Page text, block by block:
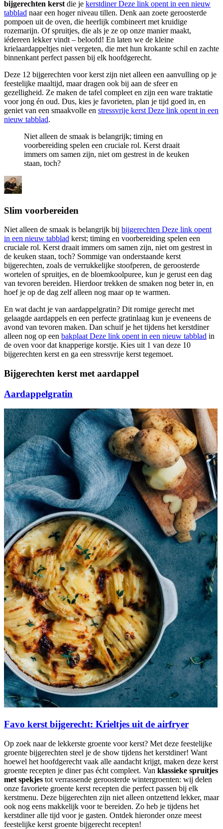
bijgerechten kerst die je kerstdinerDeze link opent in een nieuw
tabblad naar een hoger niveau tillen. Denk aan zoete geroosterde
pompoen uit de oven, die heerlijk combineert met kruidige
rozemarijn. Of spruitjes, die als je ze op onze manier maakt,
iédereen lekker vindt – beloofd! En laten we de kleine
krielaardappeltjes niet vergeten, die met hun krokante schil en zachte
binnenkant perfect passen bij elk hoofdgerecht.
Deze 12 bijgerechten voor kerst zijn niet alleen een aanvulling op je
feestelijke maaltijd, maar dragen ook bij aan de sfeer en
gezelligheid. Ze maken de tafel compleet en zijn een ware traktatie
voor jong én oud. Dus, kies je favorieten, plan je tijd goed in, en
geniet van een smaakvolle en stressvrije kerst Deze link opent in een
nieuw tabblad.
Niet alleen de smaak is belangrijk; timing en
voorbereiding spelen een cruciale rol. Kerst draait
immers om samen zijn, niet om gestrest in de keuken
staan, toch?
Slim voorbereiden
Niet alleen de smaak is belangrijk bij bijgerechten Deze link opent
in een nieuw tabblad kerst; timing en voorbereiding spelen een
cruciale rol. Kerst draait immers om samen zijn, niet om gestrest in
de keuken staan, toch? Sommige van onderstaande kerst
bijgerechten, zoals de verrukkelijke stoofperen, de geroosterde
wortelen of spruitjes, en de bloemkoolpuree, kun je gerust een dag
van tevoren bereiden. Hierdoor trekken de smaken nog beter in, en
hoef je op de dag zelf alleen nog maar op te warmen.
En wat dacht je van aardappelgratin? Dit romige gerecht met
gelaagde aardappels en een perfecte gratinlaag kun je eveneens de
avond van tevoren maken. Dan schuif je het tijdens het kerstdiner
alleen nog op een bakplaat Deze link opent in een nieuw tabblad in
de oven voor dat knapperige korstje. Kies uit 1 van deze 10
bijgerechten kerst en ga een stressvrije kerst tegemoet.
Bijgerechten kerst met aardappel
Aardappelgratin
Favo kerst bijgerecht: Krieltjes uit de airfryer
Op zoek naar de lekkerste groente voor kerst? Met deze feestelijke
groente bijgerechten steel je de show tijdens het kerstdiner! Want
hoewel het hoofdgerecht vaak alle aandacht krijgt, maken deze kerst
groente recepten je diner pas écht compleet. Van klassieke spruitjes
met spekjes tot verrassende geroosterde wintergroenten: wij delen
onze favoriete groente kerst recepten die perfect passen bij elk
kerstmenu. Deze bijgerechten zijn niet alleen ontzettend lekker, maar
ook nog eens makkelijk voor te bereiden. Zo heb je tijdens het
kerstdiner alle tijd voor je gasten. Ontdek hieronder onze meest
feestelijke kerst groente bijgerecht recepten!